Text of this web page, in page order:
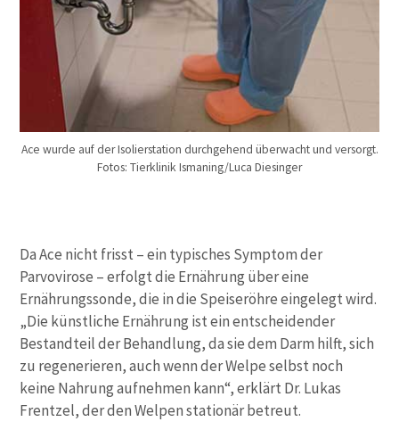
Ace wurde auf der Isolierstation durchgehend überwacht und versorgt.
Fotos: Tierklinik Ismaning/Luca Diesinger
Da Ace nicht frisst – ein typisches Symptom der
Parvovirose – erfolgt die Ernährung über eine
Ernährungssonde, die in die Speiseröhre eingelegt wird.
„Die künstliche Ernährung ist ein entscheidender
Bestandteil der Behandlung, da sie dem Darm hilft, sich
zu regenerieren, auch wenn der Welpe selbst noch
keine Nahrung aufnehmen kann“, erklärt Dr. Lukas
Frentzel, der den Welpen stationär betreut.